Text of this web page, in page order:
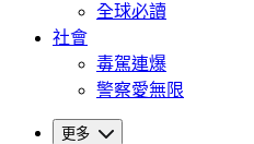
全球必讀
社會
毒駕連爆
警察愛無限
更多